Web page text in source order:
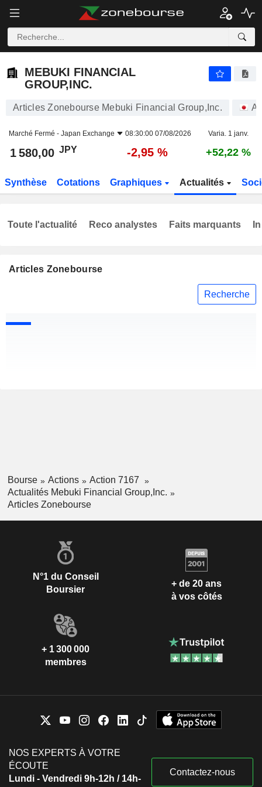
MEBUKI FINANCIAL
GROUP,INC.
Articles Zonebourse Mebuki Financial Group,Inc.
Marché Fermé - Japan Exchange 08:30:00 07/08/2026 Varia. 1 janv.
1 580,00 JPY -2,95 % +52,22 %
Synthèse Cotations Graphiques Actualités
Articles Zonebourse
Recherche
Toute l'actualité Reco analystes Faits marquants
Bourse Actions
Action 7167
Actualités Mebuki Financial Group,Inc.
Articles Zonebourse
N°1 du Conseil
Boursier
+ de 20 ans
à vos côtés
+ 1 300 000
membres
NOS EXPERTS À VOTRE
ÉCOUTE
Lundi - Vendredi 9h-12h / 14h-
Contactez-nous